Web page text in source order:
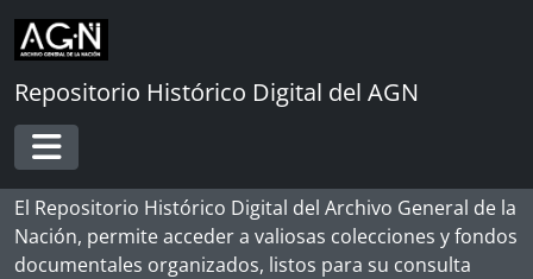
Skip to main content
Repositorio Histórico Digital del AGN
Toggle navigation
El Repositorio Histórico Digital del Archivo General de la
Nación, permite acceder a valiosas colecciones y fondos
documentales organizados, listos para su consulta